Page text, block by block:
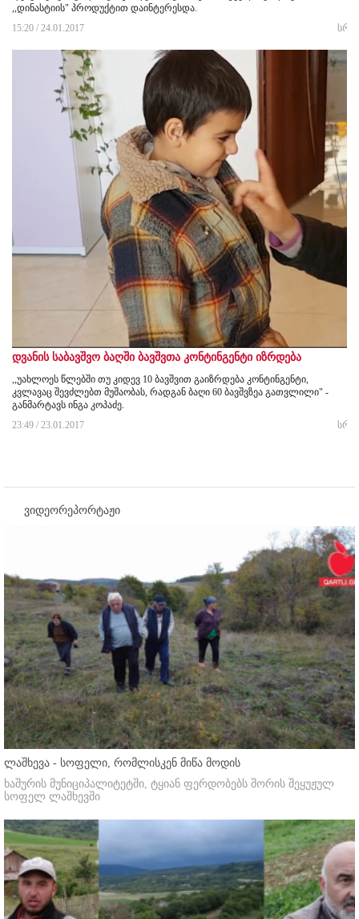
,,დინასტიის" პროდუქტით დაინტერესდა.
15:20 / 24.01.2017
დვანის საბავშვო ბაღში ბავშვთა კონტინგენტი იზრდება
,,უახლოეს წლებში თუ კიდევ 10 ბავშვით გაიზრდება კონტინგენტი,
კვლავაც შევძლებთ მუშაობას, რადგან ბაღი 60 ბავშვზეა გათვლილი" -
განმარტავს ინგა კოპაძე.
23:49 / 23.01.2017
ვიდეორეპორტაჟი
ლაშხევა - სოფელი, რომლისკენ მიწა მოდის
ხაშურის მუნიციპალიტეტში, ტყიან ფერდობებს შორის შეყუჟულ
სოფელ ლაშხევში